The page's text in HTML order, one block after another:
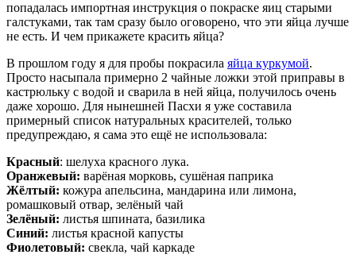
попадалась импортная инструкция о покраске яиц старыми
галстуками, так там сразу было оговорено, что эти яйца лучше
не есть. И чем прикажете красить яйца?
В прошлом году я для пробы покрасила яйца куркумой.
Просто насыпала примерно 2 чайные ложки этой приправы в
кастрюльку с водой и сварила в ней яйца, получилось очень
даже хорошо. Для нынешней Пасхи я уже составила
примерный список натуральных красителей, только
предупреждаю, я сама это ещё не использовала:
Красный: шелуха красного лука.
Оранжевый: варёная морковь, сушёная паприка
Жёлтый: кожура апельсина, мандарина или лимона,
ромашковый отвар, зелёный чай
Зелёный: листья шпината, базилика
Синий: листья красной капусты
Фиолетовый: свекла, чай каркаде